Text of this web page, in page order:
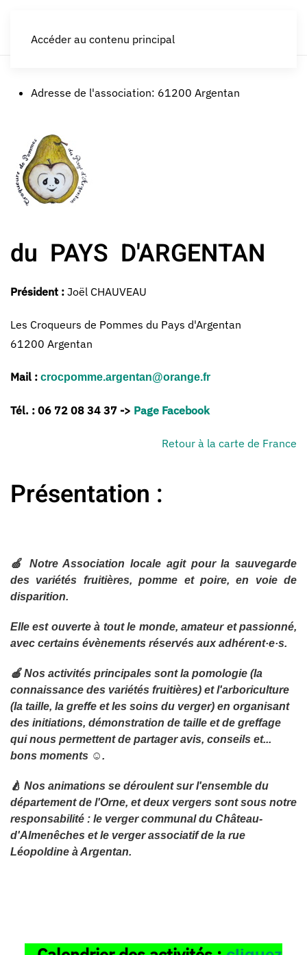
Accéder au contenu principal
Adresse de l'association: 61200 Argentan
du PAYS D'ARGENTAN
Président : Joël CHAUVEAU
Les Croqueurs de Pommes du Pays d'Argentan
61200 Argentan
Mail : crocpomme.argentan@orange.fr
Tél. : 06 72 08 34 37 -> Page Facebook
Retour à la carte de France
Présentation :
🍏 Notre Association locale agit pour la sauvegarde
des variétés fruitières, pomme et poire, en voie de
disparition.
Elle est ouverte à tout le monde, amateur et passionné,
avec certains évènements réservés aux adhérent·e·s.
🍎 Nos activités principales sont la pomologie (la
connaissance des variétés fruitières) et l'arboriculture
(la taille, la greffe et les soins du verger) en organisant
des initiations, démonstration de taille et de greffage
qui nous permettent de partager avis, conseils et...
bons moments ☺.
🍐 Nos animations se déroulent sur l'ensemble du
département de l'Orne, et deux vergers sont sous notre
responsabilité : le verger communal du Château-
d'Almenêches et le verger associatif de la rue
Léopoldine à Argentan.